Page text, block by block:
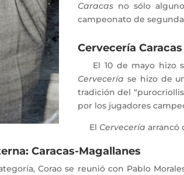
Caracasno sólo
campeonato de
Cervecería
El 10 de mayo hizo
Cervecería se hizo de
tradición del
por los jugadores
El Cervecería arrancó
Caracas-Magallanes
Corao se reunió con Pablo